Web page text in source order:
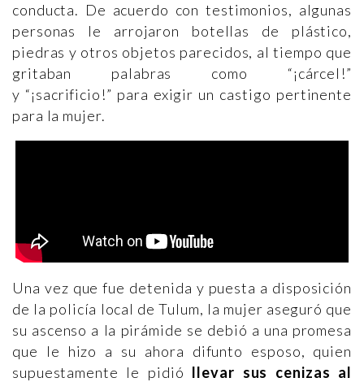
conducta. De acuerdo con testimonios, algunas
personas le arrojaron botellas de plástico,
piedras y otros objetos parecidos, al tiempo que
gritaban palabras como “¡cárcel!”
y “¡sacrificio!” para exigir un castigo pertinente
para la mujer.
Una vez que fue detenida y puesta a disposición
de la policía local de Tulum, la mujer aseguró que
su ascenso a la pirámide se debió a una promesa
que le hizo a su ahora difunto esposo, quien
supuestamente le pidió llevar sus cenizas al